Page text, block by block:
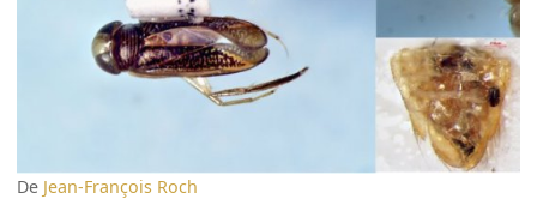
De Jean-François Roch